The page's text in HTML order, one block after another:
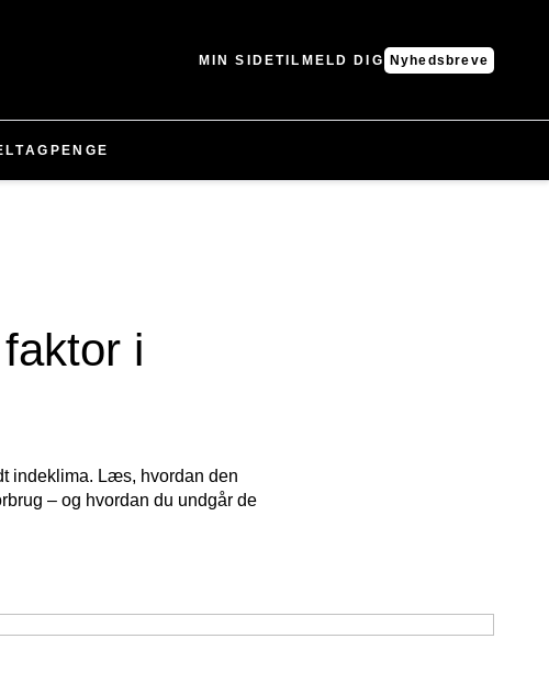
MIN SIDETILMELD DIG Nyhedsbreve
TAG PENGE
i
indeklima. Læs, hvordan den
– og hvordan du undgår de